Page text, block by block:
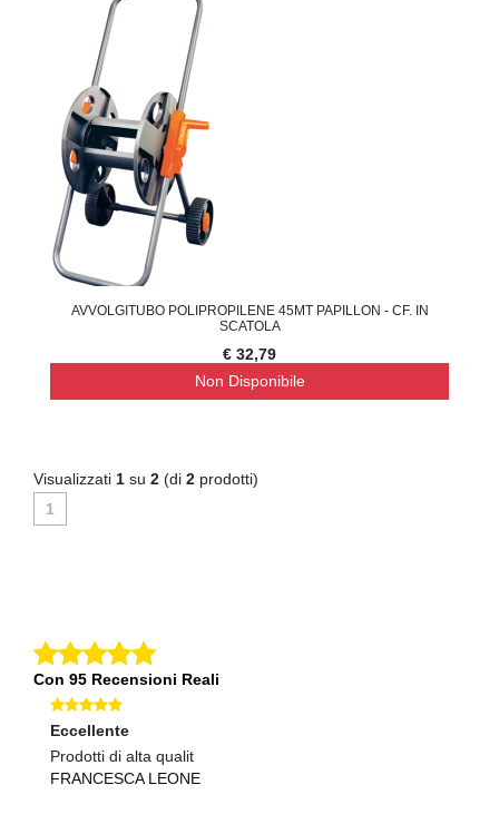
AVVOLGITUBO POLIPROPILENE 45MT PAPILLON - CF. IN
SCATOLA
€ 32,79
Non Disponibile
Visualizzati 1 su 2 (di 2 prodotti)
1
Con 95 Recensioni Reali
Eccellente
Prodotti di alta qualit
FRANCESCA LEONE